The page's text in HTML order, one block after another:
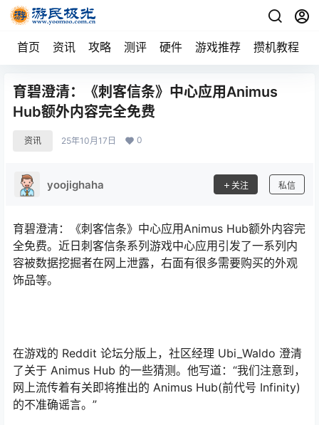
首页 资讯 攻略 测评 硬件 游戏推荐 攒机教程
育碧澄清：《刺客信条》中心应用Animus
Hub额外内容完全免费
资讯 25年10月17日 0
yoojighaha 关注 私信
育碧澄清：《刺客信条》中心应用Animus Hub额外内容完
全免费。近日刺客信条系列游戏中心应用引发了一系列内
容被数据挖掘者在网上泄露，右面有很多需要购买的外观
饰品等。
在游戏的 Reddit 论坛分版上，社区经理 Ubi_Waldo 澄清
了关于 Animus Hub 的一些猜测。他写道：“我们注意到，
网上流传着有关即将推出的 Animus Hub(前代号 Infinity)
的不准确谣言。”